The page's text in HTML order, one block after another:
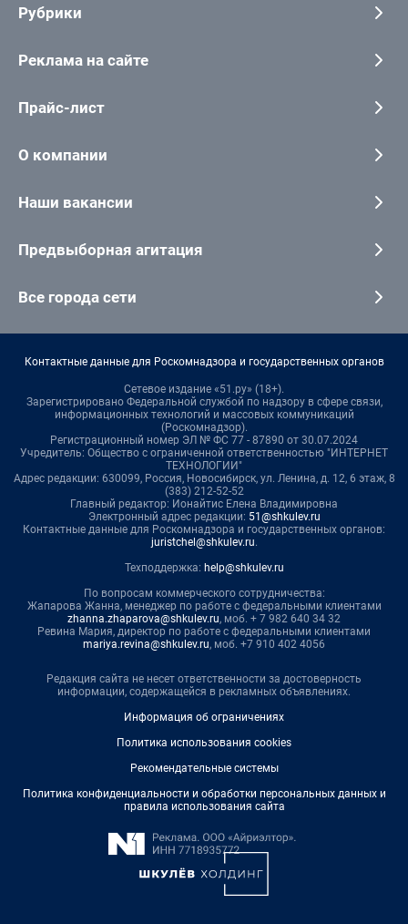
Рубрики
Реклама на сайте
Прайс-лист
О компании
Наши вакансии
Предвыборная агитация
Все города сети
Контактные данные для Роскомнадзора и государственных органов
Сетевое издание «51.ру» (18+).
Зарегистрировано Федеральной службой по надзору в сфере связи,
информационных технологий и массовых коммуникаций
(Роскомнадзор).
Регистрационный номер ЭЛ № ФС 77 - 87890 от 30.07.2024
Учредитель: Общество с ограниченной ответственностью "ИНТЕРНЕТ
ТЕХНОЛОГИИ"
Адрес редакции: 630099, Россия, Новосибирск, ул. Ленина, д. 12, 6 этаж, 8
(383) 212-52-52
Главный редактор: Ионайтис Елена Владимировна
Электронный адрес редакции: 51@shkulev.ru
Контактные данные для Роскомнадзора и государственных органов:
juristchel@shkulev.ru.
Техподдержка: help@shkulev.ru
По вопросам коммерческого сотрудничества:
Жапарова Жанна, менеджер по работе с федеральными клиентами
zhanna.zhaparova@shkulev.ru, моб. + 7 982 640 34 32
Ревина Мария, директор по работе с федеральными клиентами
mariya.revina@shkulev.ru, моб. +7 910 402 4056
Редакция сайта не несет ответственности за достоверность
информации, содержащейся в рекламных объявлениях.
Информация об ограничениях
Политика использования cookies
Рекомендательные системы
Политика конфиденциальности и обработки персональных данных и
правила использования сайта